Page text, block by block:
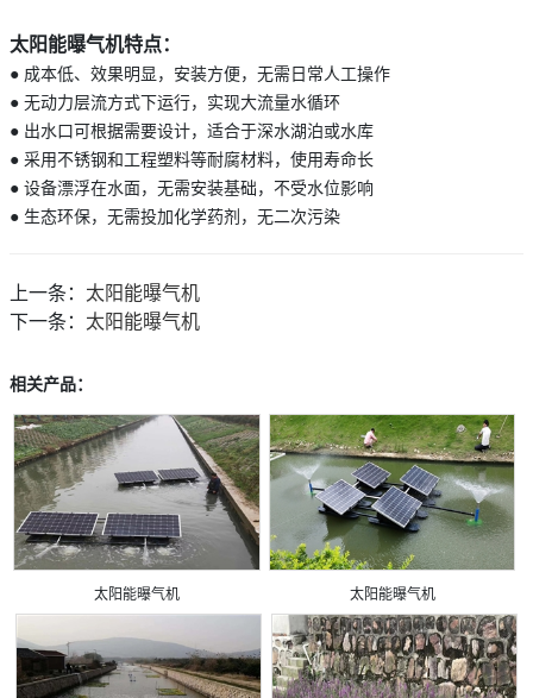
太阳能曝气机特点：
● 成本低、效果明显，安装方便，无需日常人工操作
● 无动力层流方式下运行，实现大流量水循环
● 出水口可根据需要设计，适合于深水湖泊或水库
● 采用不锈钢和工程塑料等耐腐材料，使用寿命长
● 设备漂浮在水面，无需安装基础，不受水位影响
● 生态环保，无需投加化学药剂，无二次污染
上一条： 太阳能曝气机
下一条： 太阳能曝气机
相关产品：
太阳能曝气机 太阳能曝气机